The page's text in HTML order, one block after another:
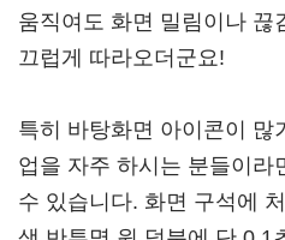
움직여도 화면 밀림이나 끊
끄럽게 따라오더군요!
특히 바탕화면 아이콘이 많
업을 자주 하시는 분들이라
수 있습니다. 화면 구석에